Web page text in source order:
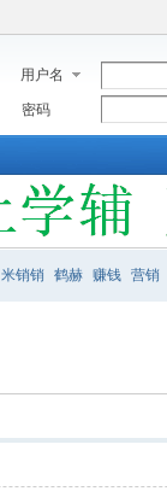
用户名
密码
米销销 鹤赫 赚钱 营销